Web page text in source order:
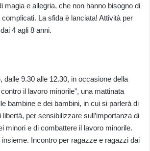
magia e allegria, che non hanno bisogno di
La sfida è lanciata! Attività per
4 agli 8 anni.
, dalle 9.30 alle 12.30, in occasione della
il lavoro minorile”, una mattinata
bambine e dei bambini, in cui si parlerà di
per sensibilizzare sull’importanza di
minori e di combattere il lavoro minorile.
insieme. Incontro per ragazze e ragazzi dai